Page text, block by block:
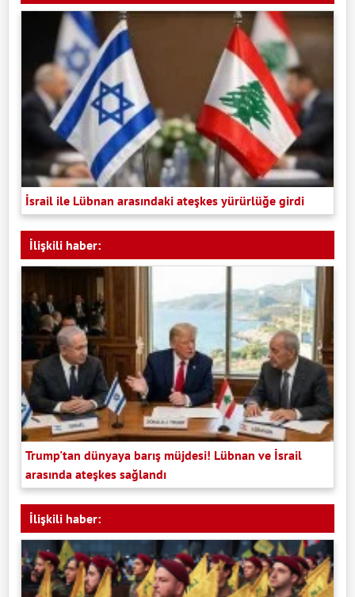
İsrail ile Lübnan arasındaki ateşkes yürürlüğe girdi
İlişkili haber:
Trump'tan dünyaya barış müjdesi! Lübnan ve İsrail
arasında ateşkes sağlandı
İlişkili haber: